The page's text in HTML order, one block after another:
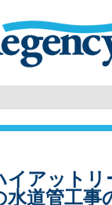
イアット
水道管工事